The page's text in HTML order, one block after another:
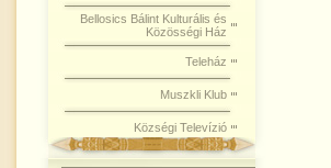
Bellosics Bálint Kulturális és
Közösségi Ház
Teleház
Muszkli Klub
Községi Televízió